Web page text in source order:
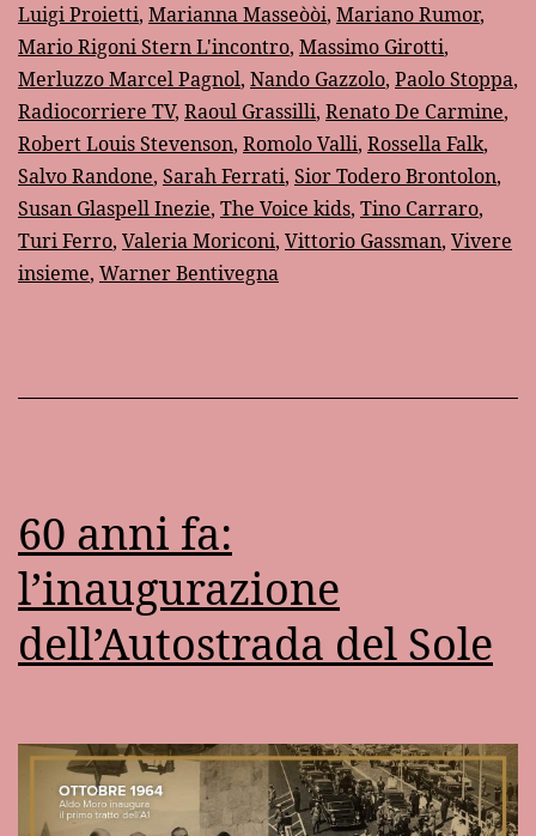
Luigi Proietti, Marianna Masseòòi, Mariano Rumor,
Mario Rigoni Stern L'incontro, Massimo Girotti,
Merluzzo Marcel Pagnol, Nando Gazzolo, Paolo Stoppa,
Radiocorriere TV, Raoul Grassilli, Renato De Carmine,
Robert Louis Stevenson, Romolo Valli, Rossella Falk,
Salvo Randone, Sarah Ferrati, Sior Todero Brontolon,
Susan Glaspell Inezie, The Voice kids, Tino Carraro,
Turi Ferro, Valeria Moriconi, Vittorio Gassman, Vivere
insieme, Warner Bentivegna
60 anni fa:
l’inaugurazione
dell’Autostrada del Sole